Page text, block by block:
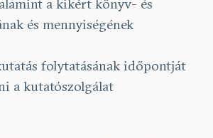
a kikért könyv- és
és mennyiségének
folytatásának időpontját
a kutatószolgálat